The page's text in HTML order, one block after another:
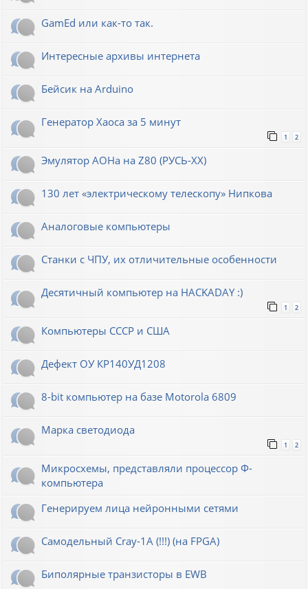
GamEd или как-то так.
Интересные архивы интернета
Бейсик на Arduino
Генератор Хаоса за 5 минут
1 2
Эмулятор АОНа на Z80 (РУСЬ-XX)
130 лет «электрическому телескопу» Нипкова
Аналоговые компьютеры
Станки с ЧПУ, их отличительные особенности
Десятичный компьютер на HACKADAY :)
1 2
Компьютеры СССР и США
Дефект ОУ КР140УД1208
8-bit компьютер на базе Motorola 6809
Марка светодиода
1 2
Микросхемы, представляли процессор Ф-
компьютера
Генерируем лица нейронными сетями
Cамодельный Cray-1A (!!!) (на FPGA)
Биполярные транзисторы в EWB